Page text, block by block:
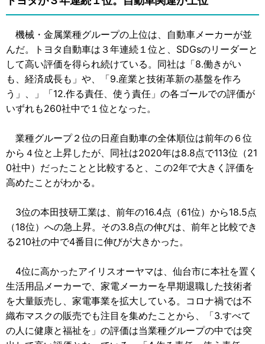
機械・金属業種グループの上位は、自動車メーカーが並
んだ。トヨタ自動車は３年連続１位と、SDGsのリーダーと
して高い評価を得られ続けている。同社は「8.働きがい
も、経済成長も」や、「9.産業と技術革新の基盤を作ろ
う」、」「12.作る責任、使う責任」の各ゴールでの評価が
いずれも260社中で１位となった。
業種グループ２位の日産自動車の全体順位は前年の６位
から４位と上昇したが、同社は2020年は8.8点で113位（21
0社中）だったことと比較すると、この2年で大きく評価を
高めたことがわかる。
3位の本田技研工業は、前年の16.4点（61位）から18.5点
（18位）への急上昇。その3.8点の伸びは、前年と比較でき
る210社の中で4番目に伸びが大きかった。
4位に高かったアイリスオーヤマは、仙台市に本社を置く
生活用品メーカーで、家電メーカーを早期退職した技術者
を大量販売し、家電事業を拡大している。コロナ禍では不
織布マスクの販売でも注目を集めたことから、「3.すべて
の人に健康と福祉を」の評価は当業種グループの中では突